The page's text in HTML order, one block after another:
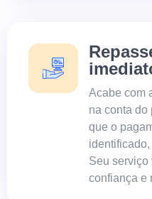
Acabe com
na conta do
que o
Seu serviço
confiança e